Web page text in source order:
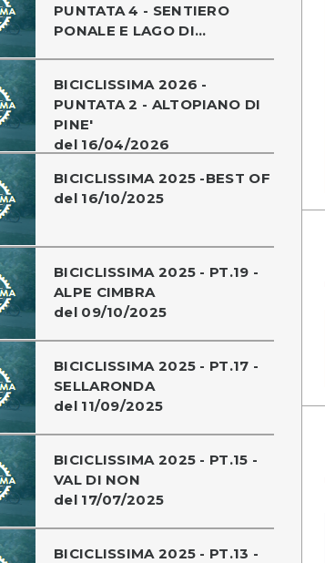
PUNTATA 4 - SENTIERO
PONALE E LAGO DI...
BICICLISSIMA 2026 -
PUNTATA 2 - ALTOPIANO DI
PINE'
del 16/04/2026
BICICLISSIMA 2025 -BEST OF
del 16/10/2025
BICICLISSIMA 2025 - PT.19 -
ALPE CIMBRA
del 09/10/2025
BICICLISSIMA 2025 - PT.17 -
SELLARONDA
del 11/09/2025
BICICLISSIMA 2025 - PT.15 -
VAL DI NON
del 17/07/2025
BICICLISSIMA 2025 - PT.13 -